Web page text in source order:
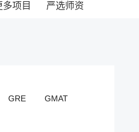
多项目 严选师资
GRE GMAT